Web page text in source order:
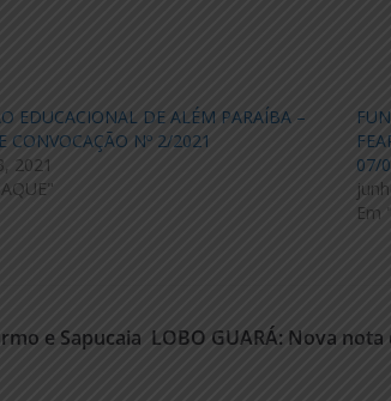
EDUCACIONAL DE ALÉM PARAÍBA –
CONVOCAÇÃO Nº 2/2021
2021
07/
Em
e Sapucaia LOBO GUARÁ: Nova